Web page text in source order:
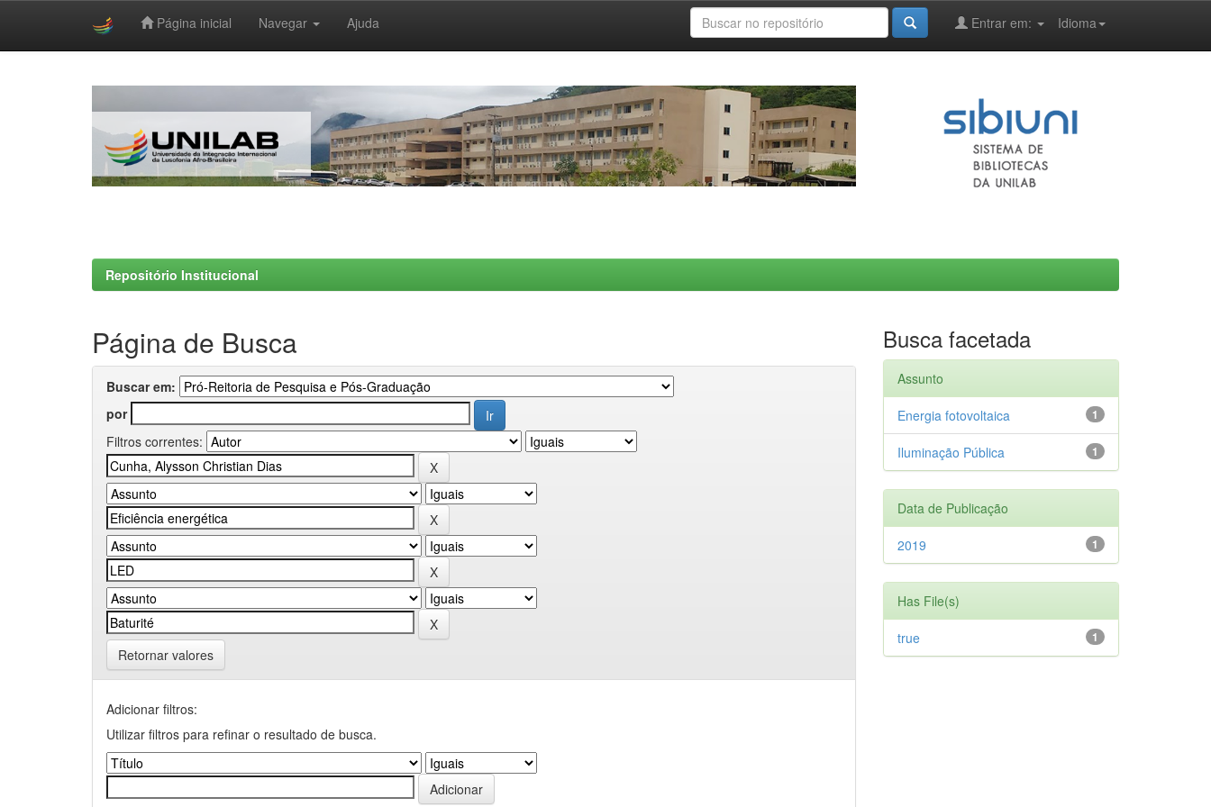
Página inicial Navegar Ajuda Idioma
Entrar em:
Repositório Institucional
Página de Busca
Buscar em:
por
Filtros correntes:
Retornar valores
Adicionar filtros:
Utilizar filtros para refinar o resultado de busca.
Busca facetada
Assunto
1
Energia fotovoltaica
1
Iluminação Pública
Data de Publicação
1
2019
Has File(s)
1
true